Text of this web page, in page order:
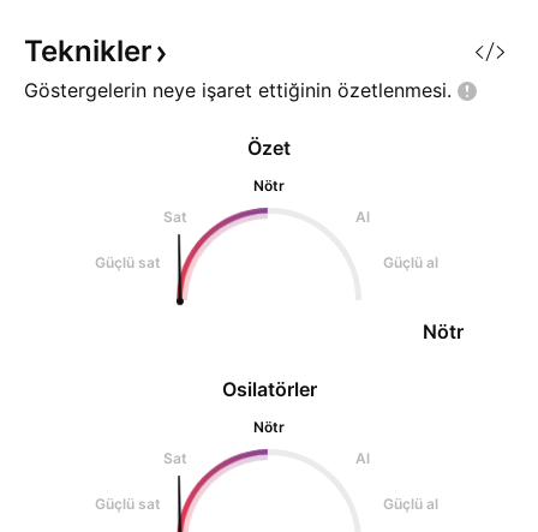
grafikte gördü
setuplar iyi çalışı
Teknikler
Göstergelerin neye işaret ettiğinin özetlenmesi.
Osilatörler
Nötr
Sat
Al
Güçlü sat Güçlü al
Özet
Nötr
Sat
Al
Güçlü sat Güçlü al
Nötr